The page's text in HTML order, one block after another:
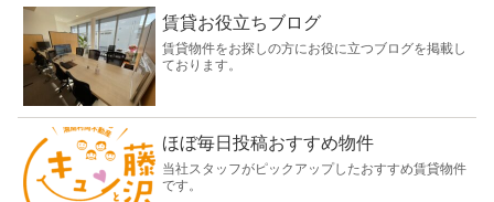
賃貸お役立ちブログ
賃貸物件をお探しの方にお役に立つブログを掲載し
ております。
ほぼ毎日投稿おすすめ物件
当社スタッフがピックアップしたおすすめ賃貸物件
です。